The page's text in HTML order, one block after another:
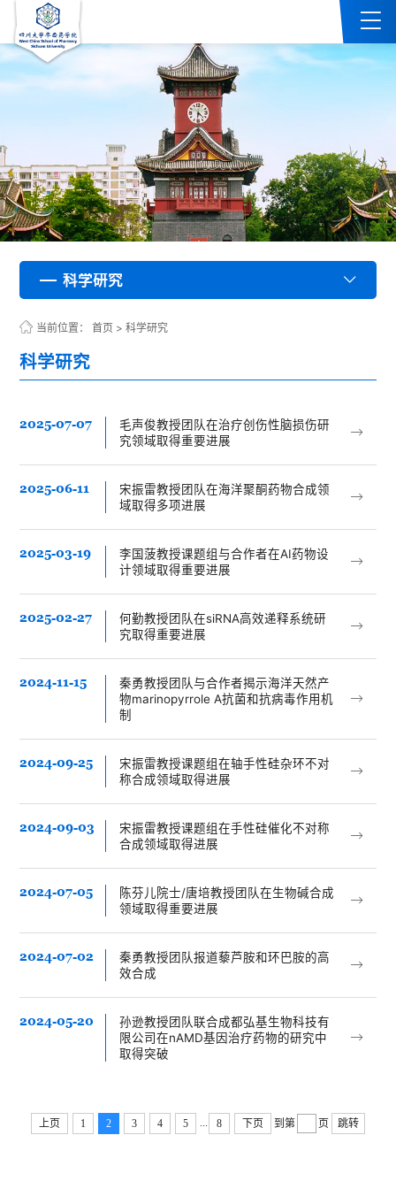
科学研究
科学研究
科学研究
科学研究
科学研究
科学研究
科学研究
科学研究
科学研究
科学研究
科学研究
科学研究
科学研究
科学研究
科学研究
科学研究
科学研究
科学研究
科学研究
科学研究
科学研究
科学研究
科学研究
科学研究
科学研究
科学研究
科学研究
科学研究
科学研究
科学研究
科学研究
科学研究
科学研究
科学研究
科学研究
科学研究
科学研究
科学研究
科学研究
科学研究
科学研究
科学研究
科学研究
科学研究
科学研究
科学研究
科学研究
科学研究
科学研究
科学研究
科学研究
科学研究
科学研究
科学研究
科学研究
科学研究
科学研究
科学研究
科学研究
科学研究
科学研究
科学研究
科学研究
科学研究
科学研究
科学研究